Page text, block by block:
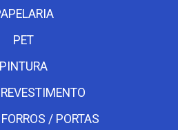
PET
PINTURA
/ PORTAS